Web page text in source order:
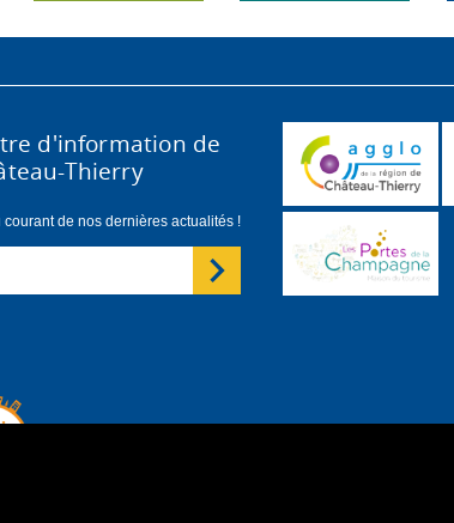
d'information de
Thierry
courant de nos dernières actualités !